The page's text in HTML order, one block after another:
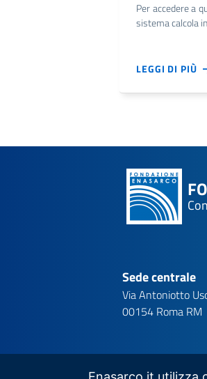
Per accedere a
sistema calcola
LEGGI DI PIÙ
Sede centrale
Via Antoniotto
00154 Roma RM